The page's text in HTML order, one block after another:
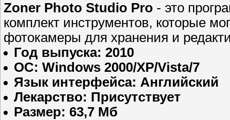
Zoner Photo Studio Pro - это
комплект инструментов, которые
фотокамеры для хранения и
Год выпуска: 2010
ОС: Windows 2000/XP/Vista/7
Язык интерфейса: Английский
Лекарство: Присутствует
Размер: 63,7 Мб